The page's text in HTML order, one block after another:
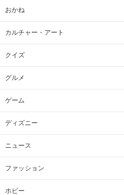
おかね
カルチャー・アート
クイズ
グルメ
ゲーム
ディズニー
ニュース
ファッション
ホビー